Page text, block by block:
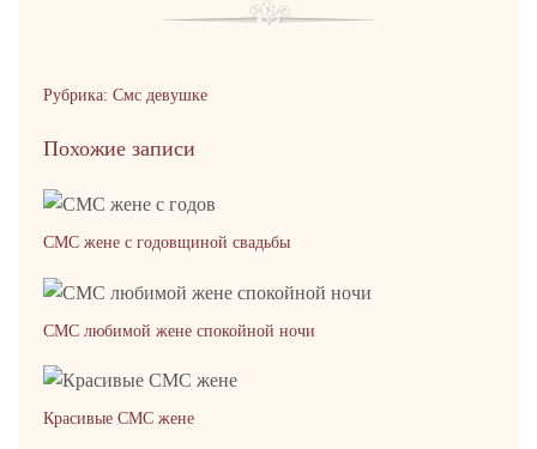
Рубрика: Смс девушке
Похожие записи
СМС жене с годовщиной свадьбы
СМС любимой жене спокойной ночи
Красивые СМС жене